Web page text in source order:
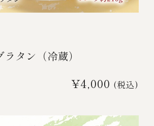
タン（冷蔵）
¥4,000 (税込)